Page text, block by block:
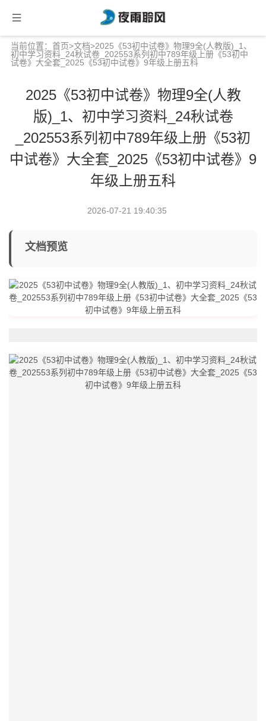
当前位置： 首页>文档>2025《53初中试卷》物理9全(人教版)_1、
初中学习资料_24秋试卷_202553系列初中789年级上册《53初中
试卷》大全套_2025《53初中试卷》9年级上册五科
2025《53初中试卷》物理9全(人教
版)_1、初中学习资料_24秋试卷
_202553系列初中789年级上册《53初
中试卷》大全套_2025《53初中试卷》9
年级上册五科
2026-07-21 19:40:35
文档预览